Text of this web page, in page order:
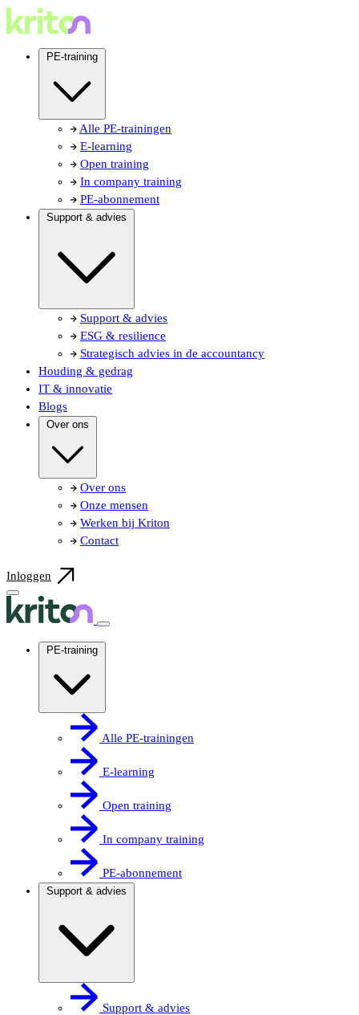
PE-training
Alle PE-trainingen
E-learning
Open training
In company training
PE-abonnement
Support & advies
Support & advies
ESG & resilience
Strategisch advies in de accountancy
Houding & gedrag
IT & innovatie
Blogs
Over ons
Over ons
Onze mensen
Werken bij Kriton
Contact
Inloggen
PE-training
Alle PE-trainingen
E-learning
Open training
In company training
PE-abonnement
Support & advies
Support & advies